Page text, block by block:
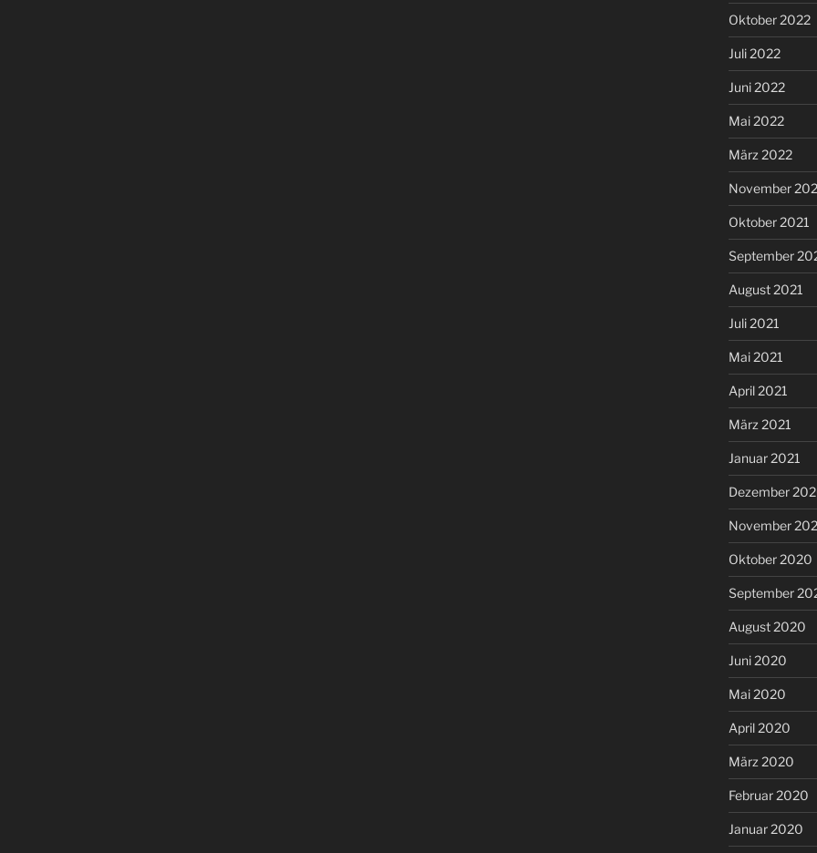
Oktober 2022
Juli 2022
Juni 2022
Mai 2022
März 2022
November
Oktober 2021
September
August 2021
Juli 2021
Mai 2021
April 2021
März 2021
Januar 2021
Dezember
November
Oktober 2020
September
August 2020
Juni 2020
Mai 2020
April 2020
März 2020
Februar 2020
Januar 2020